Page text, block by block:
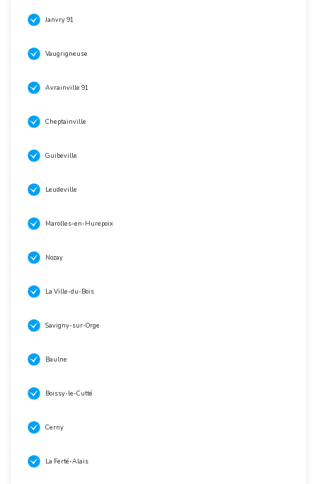
Janvry 91
Vaugrigneuse
Avrainville 91
Cheptainville
Guibeville
Leudeville
Marolles-en-Hurepoix
Nozay
La Ville-du-Bois
Savigny-sur-Orge
Baulne
Boissy-le-Cutté
Cerny
La Ferté-Alais